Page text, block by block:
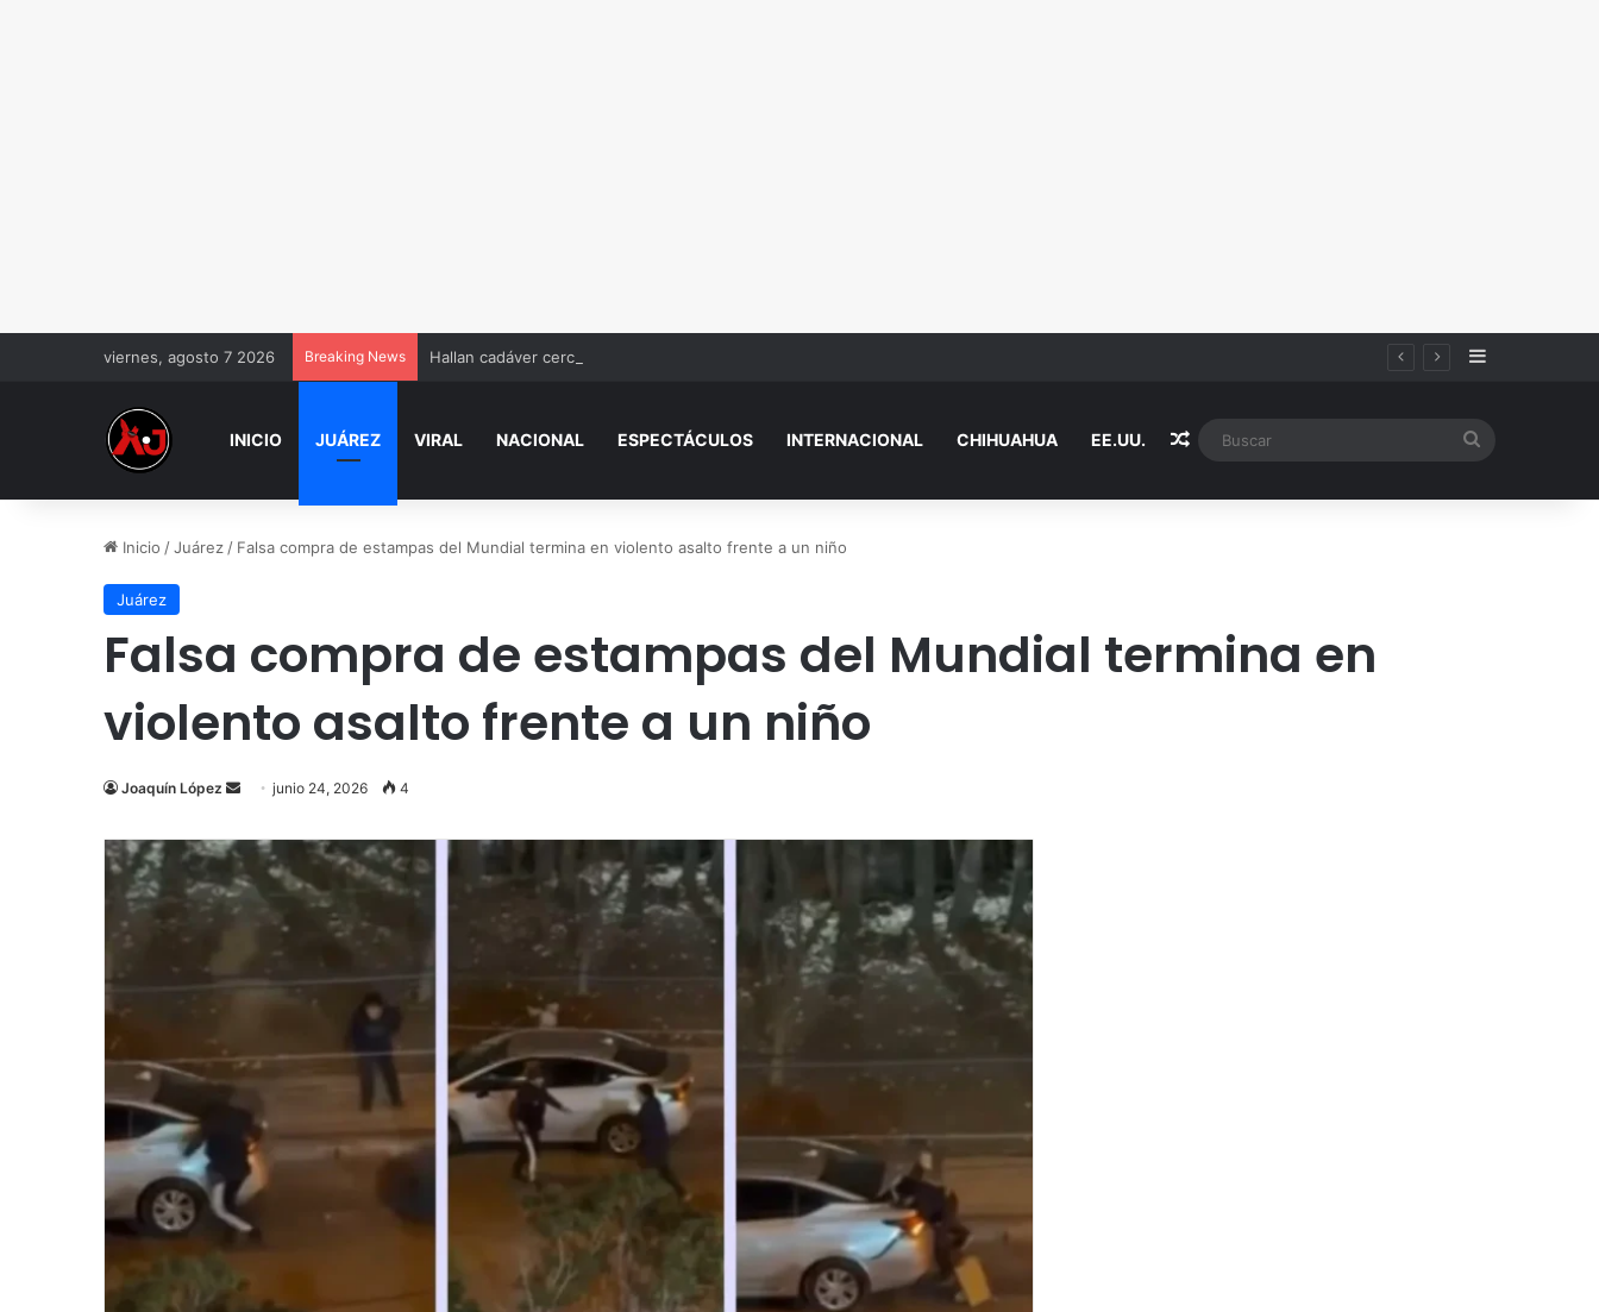
viernes, agosto 7 2026 Breaking News Hallan cadáver cerca de Camino Real Sidebar
INICIO JUÁREZ VIRAL NACIONAL ESPECTÁCULOS INTERNACIONAL CHIHUAHUA EE.UU. Random Article
Inicio /Juárez / Falsa compra de estampas del Mundial termina en violento asalto frente a un niño
Juárez
Falsa compra de estampas del Mundial termina en
violento asalto frente a un niño
Joaquín López
Send
email
junio 24, 2026 4